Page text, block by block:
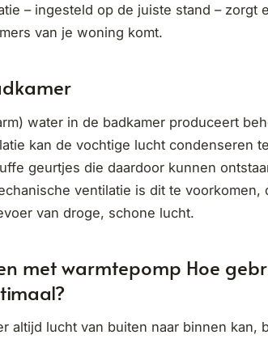
– ingesteld op de juiste stand – zorgt
van je woning komt.
water in de badkamer produceert
kan de vochtige lucht condenseren
geurtjes die daardoor kunnen
ventilatie is dit te
van droge, schone lucht.
met warmtepomp Hoe
altijd lucht van buiten naar binnen kan,